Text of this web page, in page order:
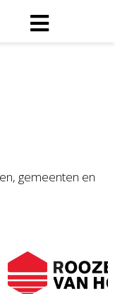
gemeenten en